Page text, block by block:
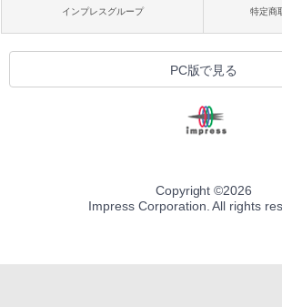
インプレスグループ 特定商
PC版で見る
Copyright ©2026
Impress Corporation. All rights